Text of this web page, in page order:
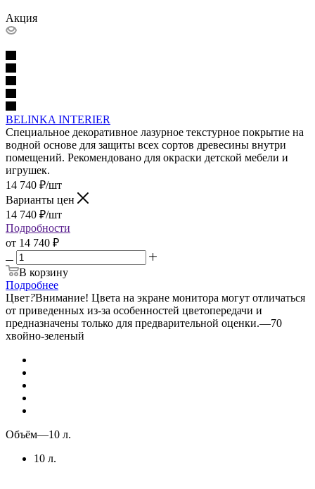
Акция
BELINKA INTERIER
Специальное декоративное лазурное текстурное покрытие на
водной основе для защиты всех сортов древесины внутри
помещений. Рекомендовано для окраски детской мебели и
игрушек.
14 740 ₽/шт
Варианты цен
14 740 ₽/шт
Подробности
от 14 740 ₽
В корзину
Подробнее
Цвет?Внимание! Цвета на экране монитора могут отличаться
от приведенных из-за особенностей цветопередачи и
предназначены только для предварительной оценки.—70
хвойно-зеленый
Объём—10 л.
10 л.